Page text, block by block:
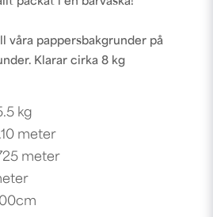
våra pappersbakgrunder på
Klarar cirka 8 kg
kg
meter
meter